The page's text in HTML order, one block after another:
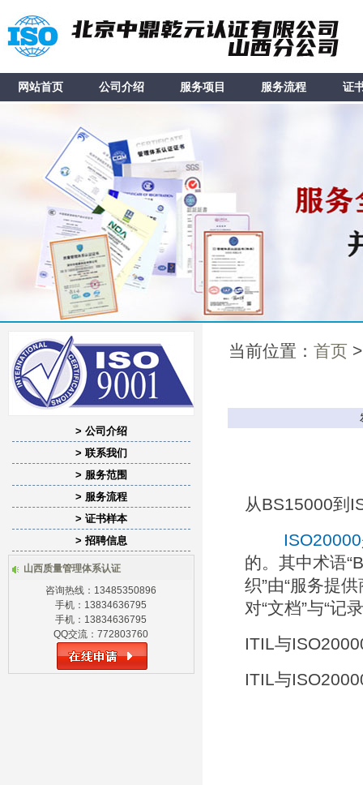
网站首页 公司介绍 服务项目 服务流程 证
> 公司介绍
> 联系我们
> 服务范围
> 服务流程
> 证书样本
> 招聘信息
山西质量管理体系认证
咨询热线：13485350896
手机：13834636795
手机：13834636795
QQ交流：772803760
当前位置：首页
从BS15000到
ISO20000
的。其中术语
织”由“服务提
对“文档”与“记
ITIL与
ITIL与